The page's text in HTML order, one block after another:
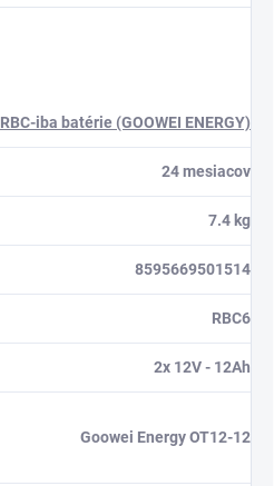
RBC-iba batérie (GOOWEI ENERGY)
24 mesiacov
7.4 kg
8595669501514
RBC6
2x 12V - 12Ah
Goowei Energy OT12-12